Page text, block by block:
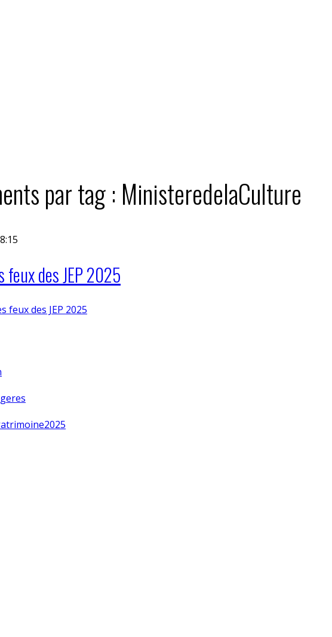
par tag : MinisteredelaCulture
feux des JEP 2025